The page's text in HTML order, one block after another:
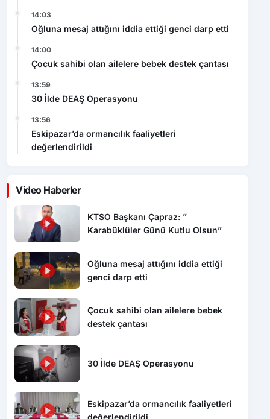
14:03
Oğluna mesaj attığını iddia ettiği genci darp etti
14:00
Çocuk sahibi olan ailelere bebek destek çantası
13:59
30 İlde DEAŞ Operasyonu
13:56
Eskipazar’da ormancılık faaliyetleri
değerlendirildi
Video Haberler
KTSO Başkanı Çapraz: ”
Karabüklüler Günü Kutlu Olsun”
Oğluna mesaj attığını iddia ettiği
genci darp etti
Çocuk sahibi olan ailelere bebek
destek çantası
30 İlde DEAŞ Operasyonu
Eskipazar’da ormancılık faaliyetleri
değerlendirildi